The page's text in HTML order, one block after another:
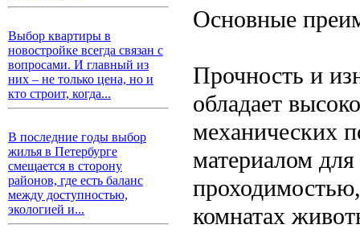
Выбор квартиры в
новостройке всегда связан с
вопросами. И главный из
них – не только цена, но и
кто строит, когда...
В последние годы выбор
жилья в Петербурге
смещается в сторону
районов, где есть баланс
между доступностью,
экологией и...
Основные
Прочность и
обладает
механических
материалом
комнатах